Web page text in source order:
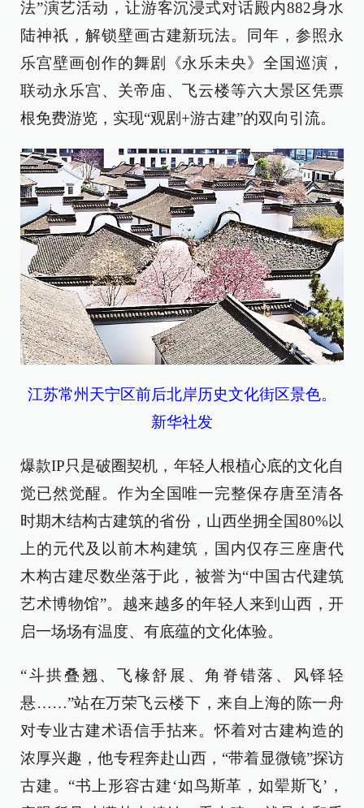
法”演艺活动，让游客沉浸式对话殿内882身水
陆神祇，解锁壁画古建新玩法。同年，参照永
乐宫壁画创作的舞剧《永乐未央》全国巡演，
联动永乐宫、关帝庙、飞云楼等六大景区凭票
根免费游览，实现“观剧+游古建”的双向引流。
江苏常州天宁区前后北岸历史文化街区景色。
新华社发
爆款IP只是破圈契机，年轻人根植心底的文化自
觉已然觉醒。作为全国唯一完整保存唐至清各
时期木结构古建筑的省份，山西坐拥全国80%以
上的元代及以前木构建筑，国内仅存三座唐代
木构古建尽数坐落于此，被誉为“中国古代建筑
艺术博物馆”。越来越多的年轻人来到山西，开
启一场场有温度、有底蕴的文化体验。
“斗拱叠翘、飞椽舒展、角脊错落、风铎轻
悬……”站在万荣飞云楼下，来自上海的陈一舟
对专业古建术语信手拈来。怀着对古建构造的
浓厚兴趣，他专程奔赴山西，“带着显微镜”探访
古建。“书上形容古建‘如鸟斯革，如翚斯飞’，